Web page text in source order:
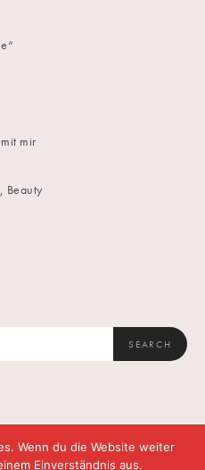
mir
Beauty
SEARCH
CONTACT
Wenn du die Website weiter
Einverständnis aus.